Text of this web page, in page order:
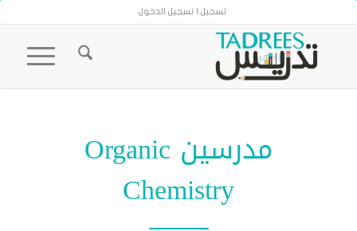
تسجيل | تسجيل الدخول
مدرسين Organic
Chemistry